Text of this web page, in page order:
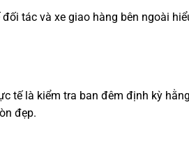
tác và xe giao hàng bên ngoài
tế là kiểm tra ban đêm định kỳ
đẹp.